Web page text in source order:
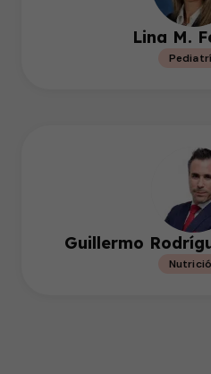
Lina M.
Guillermo